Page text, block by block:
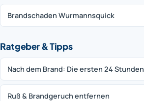
Brandschaden Wurmannsquick
Ratgeber & Tipps
Nach dem Brand: Die ersten 24 Stunden
Ruß & Brandgeruch entfernen